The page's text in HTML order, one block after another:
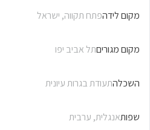
מקום לידהפתח תקווה, ישראל
מקום מגוריםתל אביב יפו
השכלהתעודת בגרות עיונית
שפותאנגלית, ערבית